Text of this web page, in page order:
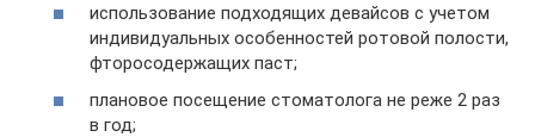
использование подходящих девайсов с учетом
индивидуальных особенностей ротовой полости,
фторосодержащих паст;
плановое посещение стоматолога не реже 2 раз
в год;